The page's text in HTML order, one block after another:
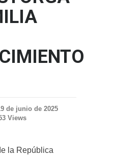
de junio de 2025
Views
la República